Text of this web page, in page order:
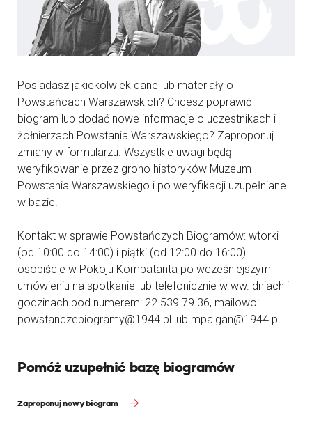
Posiadasz jakiekolwiek dane lub materiały o
Powstańcach Warszawskich? Chcesz poprawić
biogram lub dodać nowe informacje o uczestnikach i
żołnierzach Powstania Warszawskiego? Zaproponuj
zmiany w formularzu. Wszystkie uwagi będą
weryfikowanie przez grono historyków Muzeum
Powstania Warszawskiego i po weryfikacji uzupełniane
w bazie.
Kontakt w sprawie Powstańczych Biogramów: wtorki
(od 10:00 do 14:00) i piątki (od 12:00 do 16:00)
osobiście w Pokoju Kombatanta po wcześniejszym
umówieniu na spotkanie lub telefonicznie w ww. dniach i
godzinach pod numerem: 22 539 79 36, mailowo:
powstanczebiogramy@1944.pl lub mpalgan@1944.pl
Pomóż uzupełnić bazę biogramów
Zaproponuj nowy biogram